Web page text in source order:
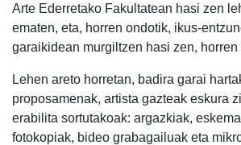
Arte Ederretako Fakultatean hasi zen
ematen, eta, horren ondotik, ikus-
garaikidean murgiltzen hasi zen,
Lehen areto horretan, badira garai
proposamenak, artista gazteak eskura
erabilita sortutakoak: argazkiak,
fotokopiak, bideo grabagailuak eta